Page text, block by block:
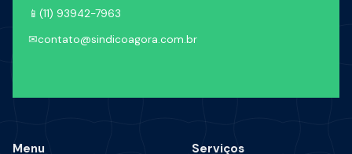
📱 (11) 93942-7963
✉contato@sindicoagora.com.br
Menu Serviços